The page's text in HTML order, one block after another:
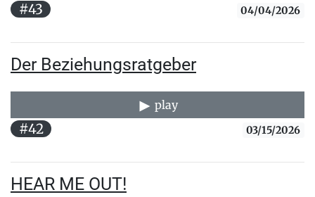
#43 04/04/2026
Der Beziehungsratgeber
play
#42 03/15/2026
HEAR ME OUT!